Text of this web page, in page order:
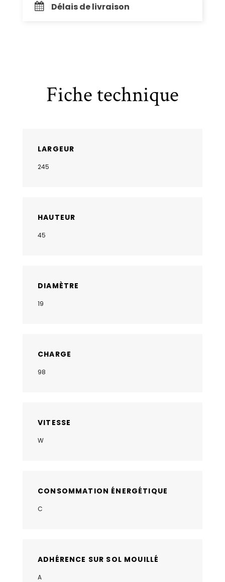
Délais de livraison
Fiche technique
LARGEUR
245
HAUTEUR
45
DIAMÈTRE
19
CHARGE
98
VITESSE
W
CONSOMMATION ÉNERGÉTIQUE
C
ADHÉRENCE SUR SOL MOUILLÉ
A